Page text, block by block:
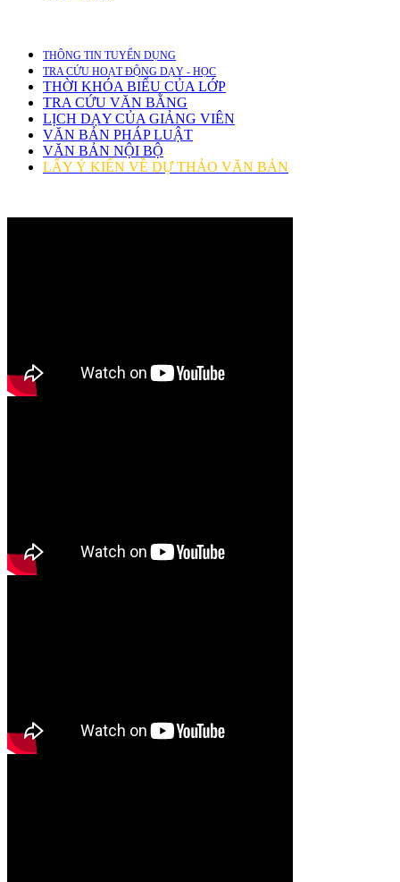
THÔNG TIN TUYỂN DỤNG
TRA CỨU HOẠT ĐỘNG DẠY - HỌC
THỜI KHÓA BIỂU CỦA LỚP
TRA CỨU VĂN BẰNG
LỊCH DẠY CỦA GIẢNG VIÊN
VĂN BẢN PHÁP LUẬT
VĂN BẢN NỘI BỘ
LẤY Ý KIẾN VỀ DỰ THẢO VĂN BẢN